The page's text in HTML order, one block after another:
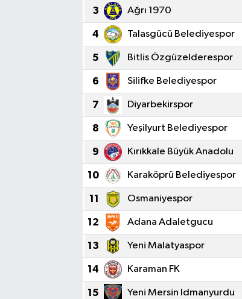
3 Ağrı 1970
4 Talasgücü Belediyespor
5 Bitlis Özgüzelderespor
6 Silifke Belediyespor
7 Diyarbekirspor
8 Yeşilyurt Belediyespor
9 Kırıkkale Büyük Anadolu
10 Karaköprü Belediyespor
11 Osmaniyespor
12 Adana Adaletgucu
13 Yeni Malatyaspor
14 Karaman FK
15 Yeni Mersin Idmanyurdu